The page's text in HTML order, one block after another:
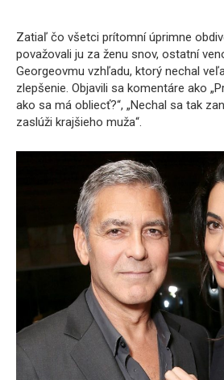
Zatiaľ čo všetci prítomní úprimne
považovali ju za ženu snov, ostatní
Georgeovmu vzhľadu, ktorý nechal
zlepšenie. Objavili sa komentáre ako
ako sa má obliecť?“, „Nechal sa tak
zaslúži krajšieho muža“.